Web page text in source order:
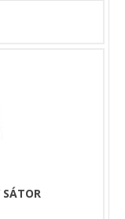
SÁTOR